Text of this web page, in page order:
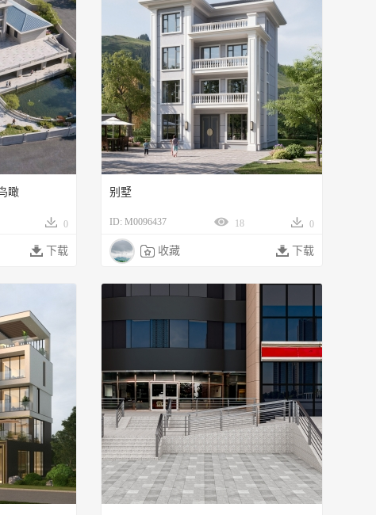
瞰
0
 下载
别墅
ID: M0096437 18 0
 收藏  下载